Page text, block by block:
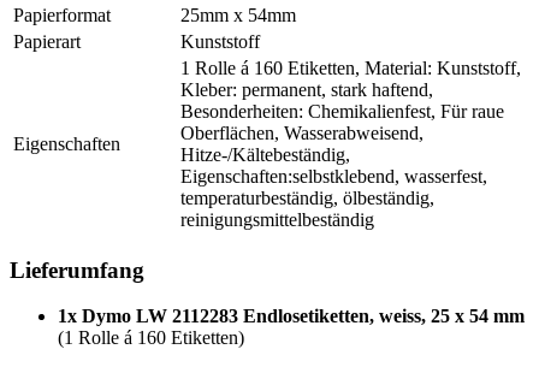
Papierformat
25mm x 54mm
Papierart
Kunststoff
Eigenschaften
1 Rolle á 160 Etiketten, Material: Kunststoff,
Kleber: permanent, stark haftend,
Besonderheiten: Chemikalienfest, Für raue
Oberflächen, Wasserabweisend,
Hitze-/Kältebeständig,
Eigenschaften:selbstklebend, wasserfest,
temperaturbeständig, ölbeständig,
reinigungsmittelbeständig
Lieferumfang
1x Dymo LW 2112283 Endlosetiketten, weiss, 25 x 54 mm
(1 Rolle á 160 Etiketten)